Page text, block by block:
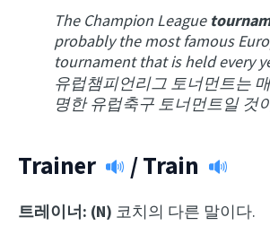
The Champion League
probably the most famous
tournament that is held every
유럽챔피언리그 토너먼트는
명한 유럽축구 토너먼트일 것
Trainer /Train
트레이너: (N) 코치의 다른 말이다.